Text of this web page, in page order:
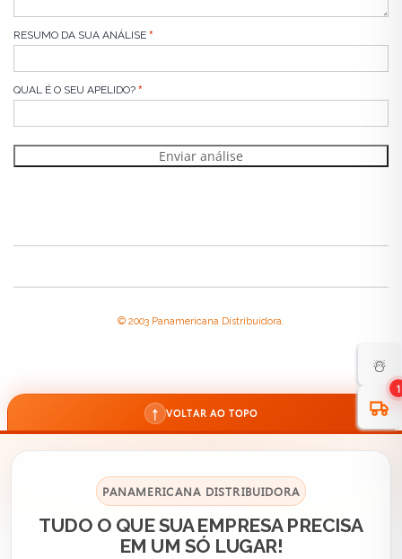
RESUMO DA SUA ANÁLISE
QUAL É O SEU APELIDO?
Enviar análise
☃️
1
© 2003 Panamericana Distribuidora.
↑ VOLTAR AO TOPO
PANAMERICANA DISTRIBUIDORA
TUDO O QUE SUA EMPRESA PRECISA
EM UM SÓ LUGAR!